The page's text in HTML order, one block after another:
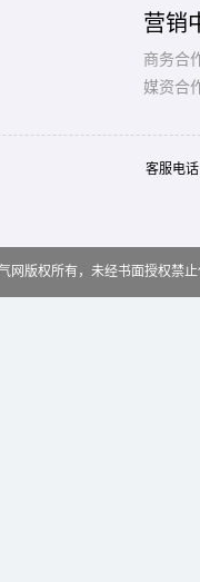
营销
商务合
媒资合
客服电
网版权所有，未经书面授权